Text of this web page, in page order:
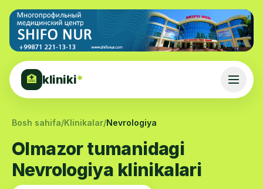
🏥 kliniki*
Bosh sahifa/Klinikalar/Nevrologiya
Olmazor tumanidagi
Nevrologiya klinikalari